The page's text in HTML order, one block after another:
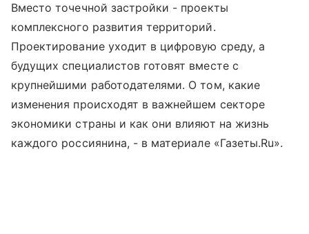
Вместо точечной застройки - проекты
комплексного развития территорий.
Проектирование уходит в цифровую среду, а
будущих специалистов готовят вместе с
крупнейшими работодателями. О том, какие
изменения происходят в важнейшем секторе
экономики страны и как они влияют на жизнь
каждого россиянина, - в материале «Газеты.Ru».